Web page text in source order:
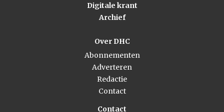
Digitale krant
Archief
Over DHC
Abonnementen
Adverteren
Redactie
Contact
Contact